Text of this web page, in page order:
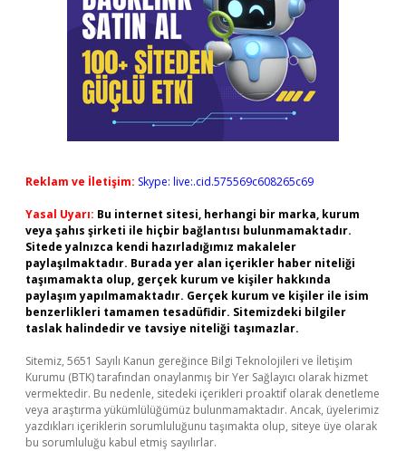
Reklam ve İletişim: Skype: live:.cid.575569c608265c69
Yasal Uyarı: Bu internet sitesi, herhangi bir marka, kurum
veya şahıs şirketi ile hiçbir bağlantısı bulunmamaktadır.
Sitede yalnızca kendi hazırladığımız makaleler
paylaşılmaktadır. Burada yer alan içerikler haber niteliği
taşımamakta olup, gerçek kurum ve kişiler hakkında
paylaşım yapılmamaktadır. Gerçek kurum ve kişiler ile isim
benzerlikleri tamamen tesadüfidir. Sitemizdeki bilgiler
taslak halindedir ve tavsiye niteliği taşımazlar.
Sitemiz, 5651 Sayılı Kanun gereğince Bilgi Teknolojileri ve İletişim
Kurumu (BTK) tarafından onaylanmış bir Yer Sağlayıcı olarak hizmet
vermektedir. Bu nedenle, sitedeki içerikleri proaktif olarak denetleme
veya araştırma yükümlülüğümüz bulunmamaktadır. Ancak, üyelerimiz
yazdıkları içeriklerin sorumluluğunu taşımakta olup, siteye üye olarak
bu sorumluluğu kabul etmiş sayılırlar.